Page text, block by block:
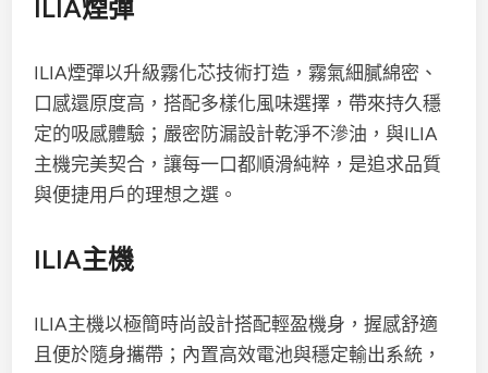
ILIA煙彈
ILIA煙彈以升級霧化芯技術打造，霧氣細膩綿密、
口感還原度高，搭配多樣化風味選擇，帶來持久穩
定的吸感體驗；嚴密防漏設計乾淨不滲油，與ILIA
主機完美契合，讓每一口都順滑純粹，是追求品質
與便捷用戶的理想之選。
ILIA主機
ILIA主機以極簡時尚設計搭配輕盈機身，握感舒適
且便於隨身攜帶；內置高效電池與穩定輸出系統，